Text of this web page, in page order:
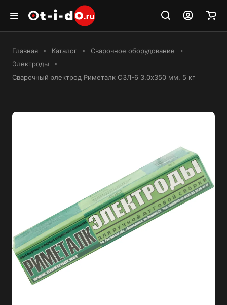
Главная Каталог
Сварочное оборудование
Электроды
Сварочный электрод Риметалк ОЗЛ-6 3.0x350 мм, 5 кг